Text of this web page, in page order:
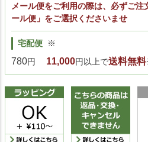
メール便をご利用の際は、必ずご注
ール便」をご選択くださいませ
宅配便
780円
※
11,000円以上で送料無料